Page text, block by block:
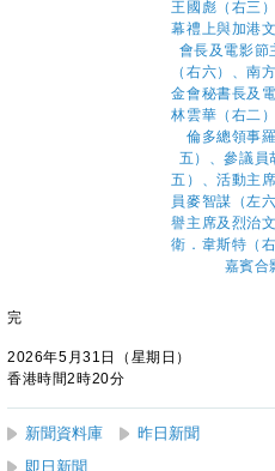
完
2026年5月31日（星期日）
香港時間2時20分
新聞資料庫 昨日新聞
即日新聞